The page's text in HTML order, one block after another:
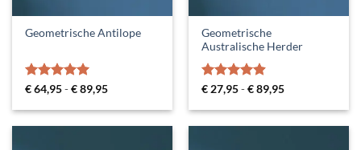
Geometrische Antilope
Gewaardeerd
€64,95-€89,95Prijsklasse:
tot
Geometrische
Australische Herder
Gewaardeerd
€ 27,95-€89,95Prijsklasse:
tot